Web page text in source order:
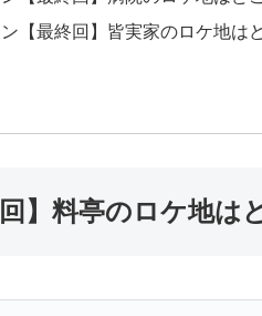
【最終回】皆実家のロケ地は
】料亭のロケ地は